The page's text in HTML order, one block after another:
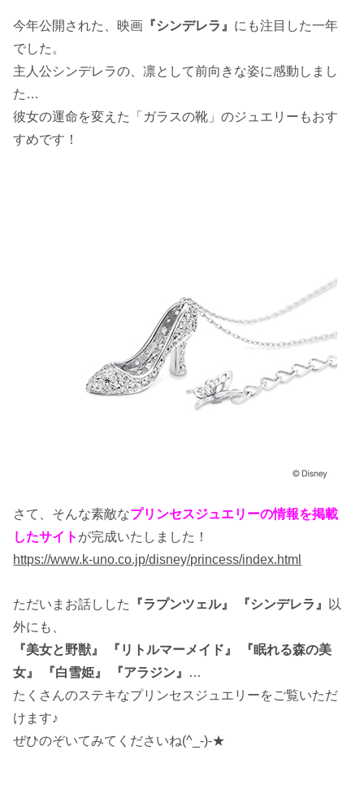
今年公開された、映画 『シンデレラ』 にも注目した一年
でした。
主人公シンデレラの、凛として前向きな姿に感動しまし
た…
彼女の運命を変えた「ガラスの靴」のジュエリーもおす
すめです！
さて、そんな素敵なプリンセスジュエリーの情報を掲載
したサイト が完成いたしました！
https://www.k-uno.co.jp/disney/princess/index.html
ただいまお話しした 『ラプンツェル』 『シンデレラ』 以
外にも、
『美女と野獣』 『リトルマーメイド』 『眠れる森の美
女』 『白雪姫』 『アラジン』
たくさんのステキなプリンセスジュエリーをご覧いただ
けます♪
ぜひのぞいてみてくださいね(^_-)-★